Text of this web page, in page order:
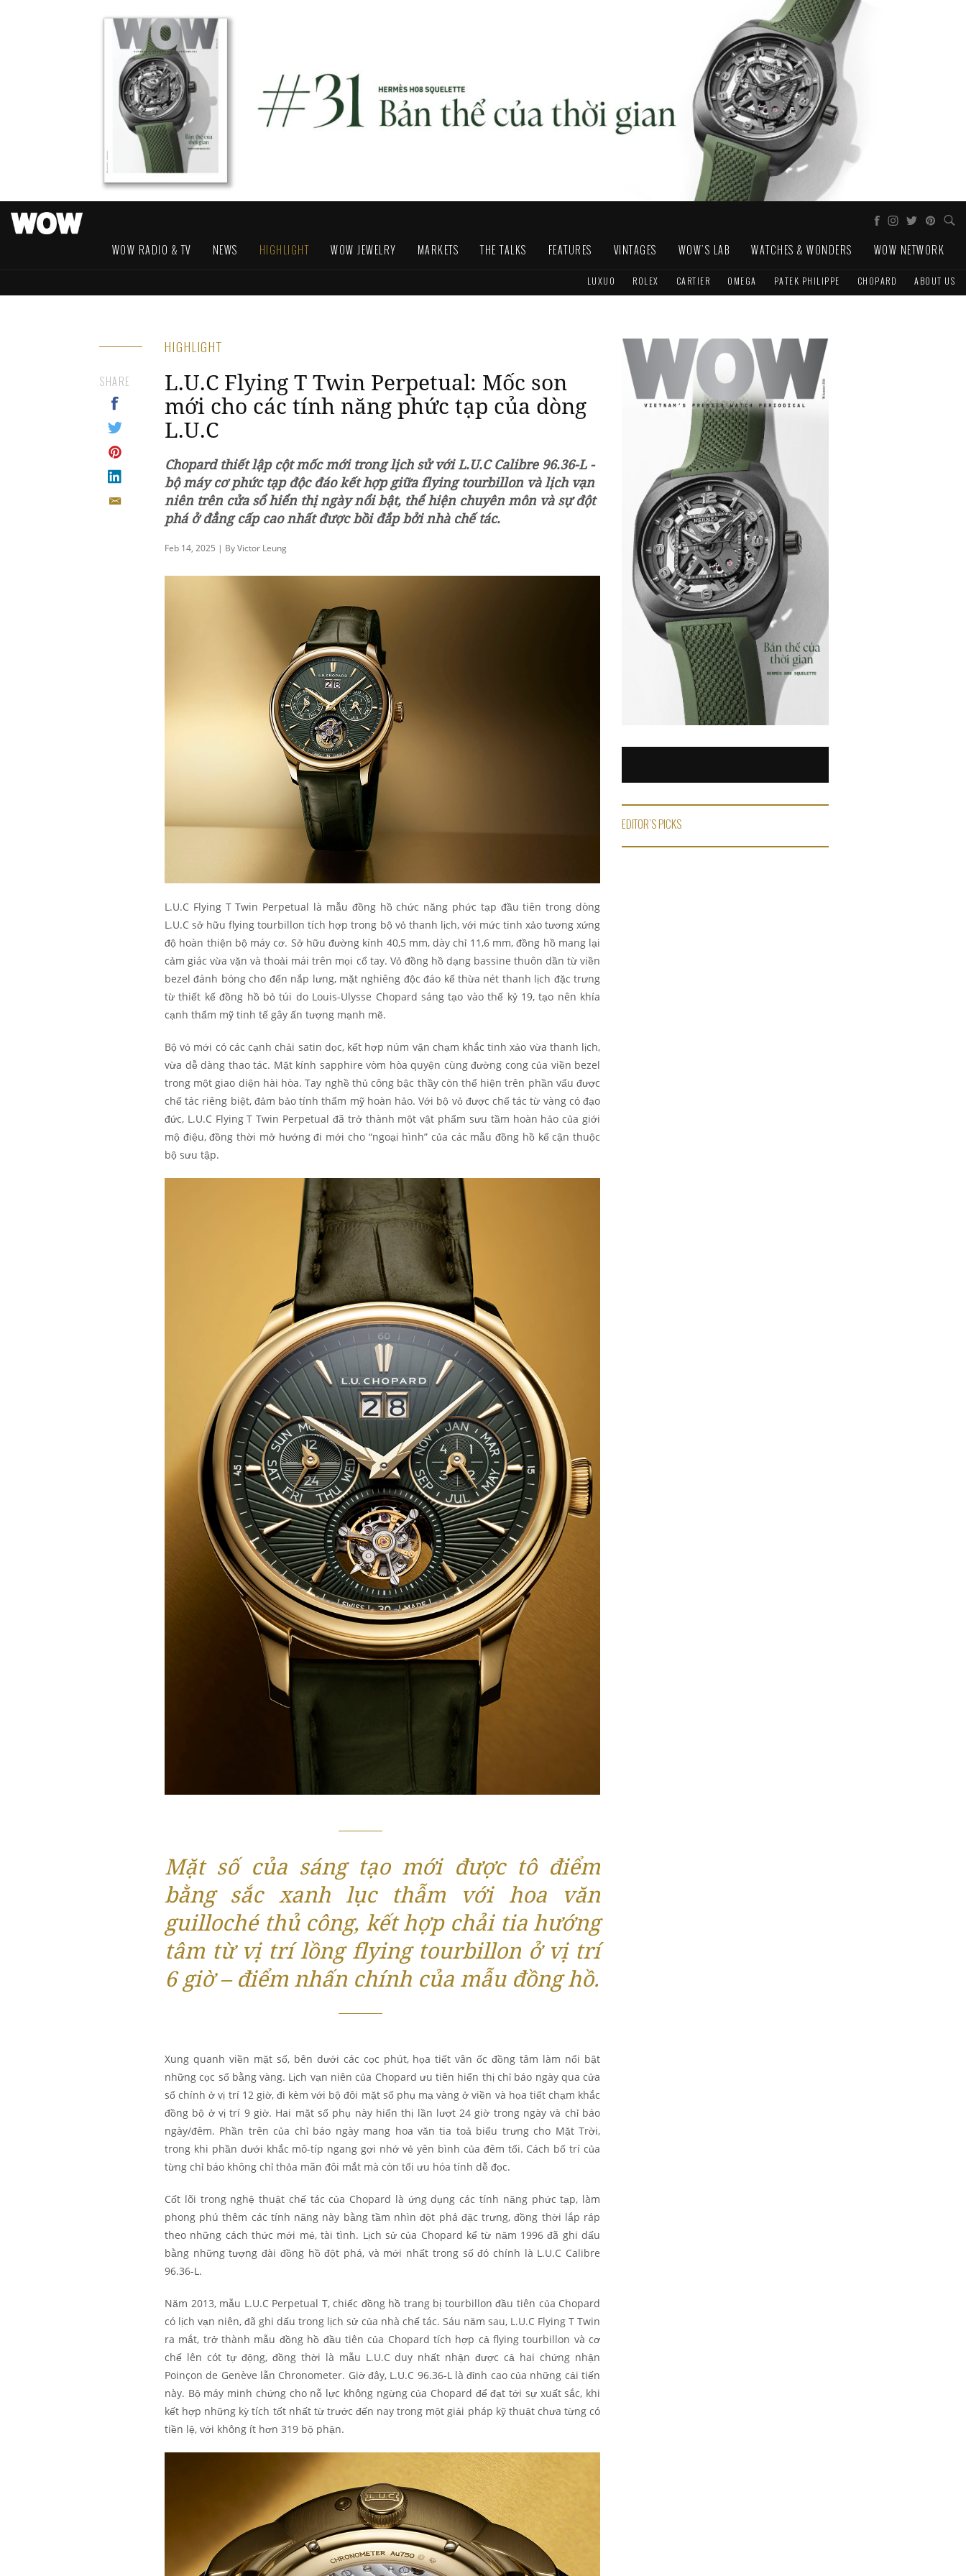
WOW RADIO & TV NEWS HIGHLIGHT WOW JEWELRY MARKETS THE TALKS FEATURES VINTAGES WOW'S LAB WATCHES & WONDERS WOW NETWORK
LUXUO ROLEX CARTIER OMEGA PATEK PHILIPPE CHOPARD ABOUT US
HIGHLIGHT
L.U.C Flying T Twin Perpetual: Mốc son
mới cho các tính năng phức tạp của dòng
L.U.C
Chopard thiết lập cột mốc mới trong lịch sử với L.U.C Calibre 96.36-L -
bộ máy cơ phức tạp độc đáo kết hợp giữa flying tourbillon và lịch vạn
niên trên cửa sổ hiển thị ngày nổi bật, thể hiện chuyên môn và sự đột
phá ở đẳng cấp cao nhất được bồi đắp bởi nhà chế tác.
Feb 14, 2025 | By Victor Leung
SHARE
L.U.C Flying T Twin Perpetual là mẫu đồng hồ chức năng phức tạp đầu tiên trong dòng
L.U.C sở hữu flying tourbillon tích hợp trong bộ vỏ thanh lịch, với mức tinh xảo tương xứng
độ hoàn thiện bộ máy cơ. Sở hữu đường kính 40,5 mm, dày chỉ 11,6 mm, đồng hồ mang lại
cảm giác vừa vặn và thoải mái trên mọi cổ tay. Vỏ đồng hồ dạng bassine thuôn dần từ viền
bezel đánh bóng cho đến nắp lưng, mặt nghiêng độc đáo kế thừa nét thanh lịch đặc trưng
từ thiết kế đồng hồ bỏ túi do Louis-Ulysse Chopard sáng tạo vào thế kỷ 19, tạo nên khía
cạnh thẩm mỹ tinh tế gây ấn tượng mạnh mẽ.
Bộ vỏ mới có các cạnh chải satin dọc, kết hợp núm vặn chạm khắc tinh xảo vừa thanh lịch,
vừa dễ dàng thao tác. Mặt kính sapphire vòm hòa quyện cùng đường cong của viền bezel
trong một giao diện hài hòa. Tay nghề thủ công bậc thầy còn thể hiện trên phần vấu được
chế tác riêng biệt, đảm bảo tính thẩm mỹ hoàn hảo. Với bộ vỏ được chế tác từ vàng có đạo
đức, L.U.C Flying T Twin Perpetual đã trở thành một vật phẩm sưu tầm hoàn hảo của giới
mộ điệu, đồng thời mở hướng đi mới cho “ngoại hình” của các mẫu đồng hồ kế cận thuộc
bộ sưu tập.
Mặt số của sáng tạo mới được tô điểm
bằng sắc xanh lục thẫm với hoa văn
guilloché thủ công, kết hợp chải tia hướng
tâm từ vị trí lồng flying tourbillon ở vị trí
6 giờ – điểm nhấn chính của mẫu đồng hồ.
Xung quanh viền mặt số, bên dưới các cọc phút, họa tiết vân ốc đồng tâm làm nổi bật
những cọc số bằng vàng. Lịch vạn niên của Chopard ưu tiên hiển thị chỉ báo ngày qua cửa
sổ chính ở vị trí 12 giờ, đi kèm với bộ đôi mặt số phụ mạ vàng ở viền và họa tiết chạm khắc
đồng bộ ở vị trí 9 giờ. Hai mặt số phụ này hiển thị lần lượt 24 giờ trong ngày và chỉ báo
ngày/đêm. Phần trên của chỉ báo ngày mang hoa văn tia toả biểu trưng cho Mặt Trời,
trong khi phần dưới khắc mô-típ ngang gợi nhớ vẻ yên bình của đêm tối. Cách bố trí của
từng chỉ báo không chỉ thỏa mãn đôi mắt mà còn tối ưu hóa tính dễ đọc.
Cốt lõi trong nghệ thuật chế tác của Chopard là ứng dụng các tính năng phức tạp, làm
phong phú thêm các tính năng này bằng tầm nhìn đột phá đặc trưng, đồng thời lắp ráp
theo những cách thức mới mẻ, tài tình. Lịch sử của Chopard kể từ năm 1996 đã ghi dấu
bằng những tượng đài đồng hồ đột phá, và mới nhất trong số đó chính là L.U.C Calibre
96.36-L.
Năm 2013, mẫu L.U.C Perpetual T, chiếc đồng hồ trang bị tourbillon đầu tiên của Chopard
có lịch vạn niên, đã ghi dấu trong lịch sử của nhà chế tác. Sáu năm sau, L.U.C Flying T Twin
ra mắt, trở thành mẫu đồng hồ đầu tiên của Chopard tích hợp cả flying tourbillon và cơ
chế lên cót tự động, đồng thời là mẫu L.U.C duy nhất nhận được cả hai chứng nhận
Poinçon de Genève lẫn Chronometer. Giờ đây, L.U.C 96.36-L là đỉnh cao của những cải tiến
này. Bộ máy minh chứng cho nỗ lực không ngừng của Chopard để đạt tới sự xuất sắc, khi
kết hợp những kỳ tích tốt nhất từ trước đến nay trong một giải pháp kỹ thuật chưa từng có
tiền lệ, với không ít hơn 319 bộ phận.
EDITOR'S PICKS